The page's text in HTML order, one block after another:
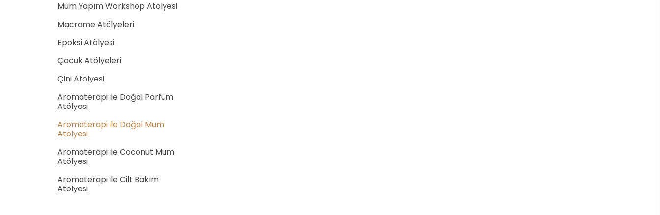
Mum Yapım Workshop Atölyesi
Macrame Atölyeleri
Epoksi Atölyesi
Çocuk Atölyeleri
Çini Atölyesi
Aromaterapi ile Doğal Parfüm
Atölyesi
Aromaterapi ile Doğal Mum
Atölyesi
Aromaterapi ile Coconut Mum
Atölyesi
Aromaterapi ile Cilt Bakım
Atölyesi